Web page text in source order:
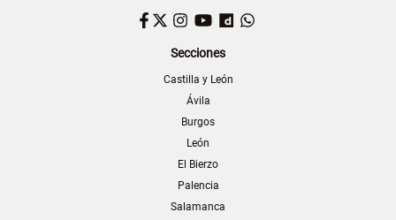
Facebook
TwitterInstagram
YouTubeDailymotion
Secciones
Castilla y León
Ávila
Burgos
León
El Bierzo
Palencia
Salamanca